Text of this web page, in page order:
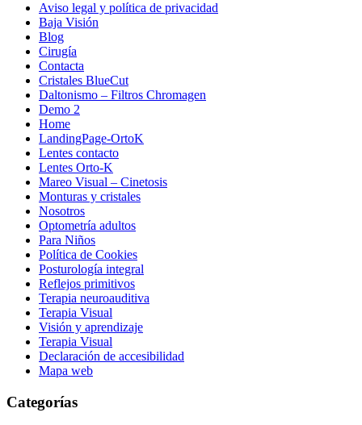
Aviso legal y política de privacidad
Baja Visión
Blog
Cirugía
Contacta
Cristales BlueCut
Daltonismo – Filtros Chromagen
Demo 2
Home
LandingPage-OrtoK
Lentes contacto
Lentes Orto-K
Mareo Visual – Cinetosis
Monturas y cristales
Nosotros
Optometría adultos
Para Niños
Política de Cookies
Posturología integral
Reflejos primitivos
Terapia neuroauditiva
Terapia Visual
Visión y aprendizaje
Terapia Visual
Declaración de accesibilidad
Mapa web
Categorías